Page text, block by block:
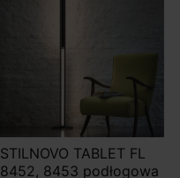
STILNOVO TABLET FL
8452, 8453 podłogowa